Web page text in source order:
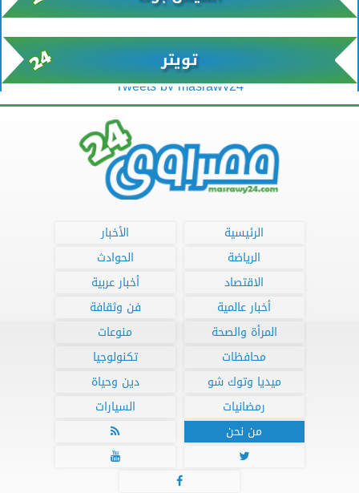
تويتر
Tweets by masrawy24
الرئيسية
الأخبار
الرياضة
الحوادث
الاقتصاد
أخبار عربية
أخبار عالمية
فن وثقافة
المرأة والصحة
منوعات
محافظات
تكنولوجيا
ميديا وتوك شو
دين وحياة
رمضانيات
السيارات
من نحن



